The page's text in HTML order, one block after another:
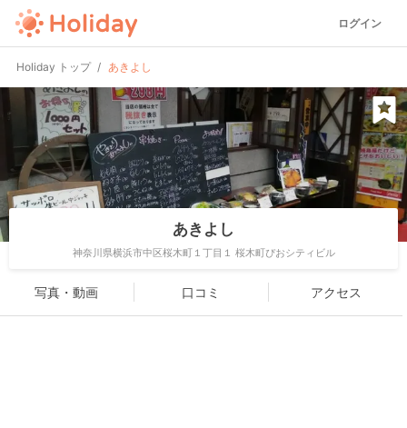
ログイン
Holiday トップ あきよし
あきよし
神奈川県横浜市中区桜木町１丁目１ 桜木町ぴおシティビル
写真・動画 口コミ アクセス